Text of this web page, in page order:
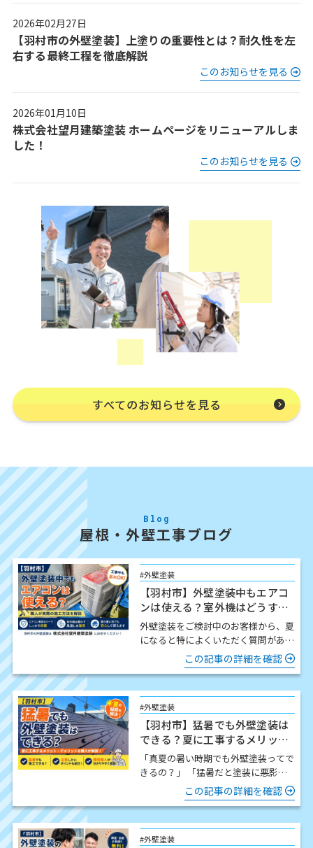
2026年02月27日
【羽村市の外壁塗装】上塗りの重要性とは？耐久性を左
右する最終工程を徹底解説
このお知らせを見る
2026年01月10日
株式会社望月建築塗装 ホームページをリニューアルしま
した！
このお知らせを見る
すべてのお知らせを見る
Blog
屋根・外壁工事ブログ
#外壁塗装
【羽村市】外壁塗装中もエアコ
ンは使える？室外機はどうす
る？職人が解説
外壁塗装をご検討中のお客様から、夏
になると特によくいただく質問があり
ますか？」 結論からお伝…
この記事の詳細を確認
#外壁塗装
【羽村市】猛暑でも外壁塗装は
できる？夏に工事するメリッ
ト・注意点を職人が解説
「真夏の暑い時期でも外壁塗装ってで
きるの？」 「猛暑だと塗装に悪影響
はないの？」 この時期になると、こ
のようなご質問をいた…
この記事の詳細を確認
#外壁塗装